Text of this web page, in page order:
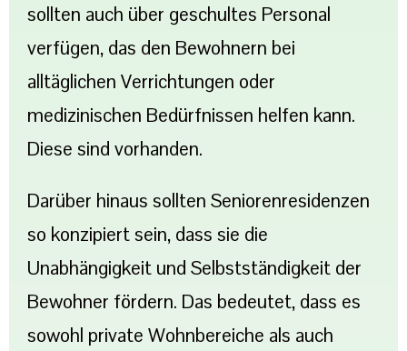
sollten auch über geschultes Personal
verfügen, das den Bewohnern bei
alltäglichen Verrichtungen oder
medizinischen Bedürfnissen helfen kann.
Diese sind vorhanden.
Darüber hinaus sollten Seniorenresidenzen
so konzipiert sein, dass sie die
Unabhängigkeit und Selbstständigkeit der
Bewohner fördern. Das bedeutet, dass es
sowohl private Wohnbereiche als auch